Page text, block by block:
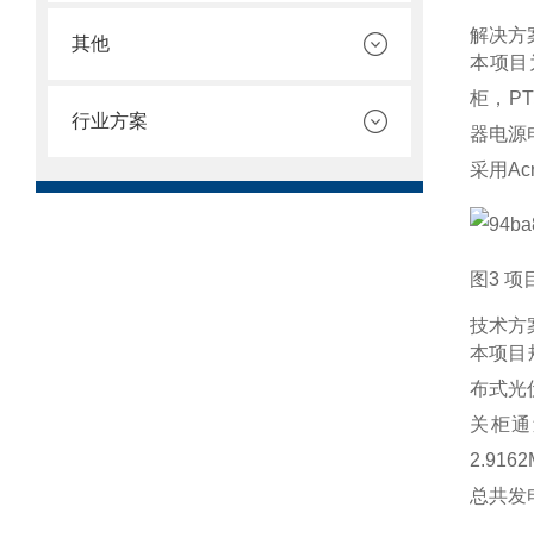
其他
行业方案
解决方
本项目
柜，
器电源
采用
图3 项
技术方
本项目
布式光
关柜
总共发